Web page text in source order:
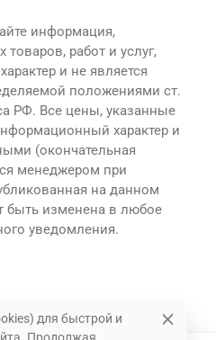
информация,
работ и услуг,
и не является
положениями ст.
РФ. Все цены, указанные
характер и
(окончательная
менеджером при
на данном
быть изменена в любое
уведомления.
для быстрой и